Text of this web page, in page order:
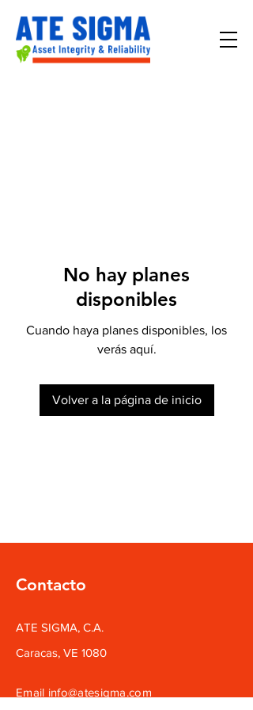
No hay planes
disponibles
Cuando haya planes disponibles, los
verás aquí.
Volver a la página de inicio
Contacto
ATE SIGMA, C.A.
Caracas, VE 1080
Email info@atesigma.com